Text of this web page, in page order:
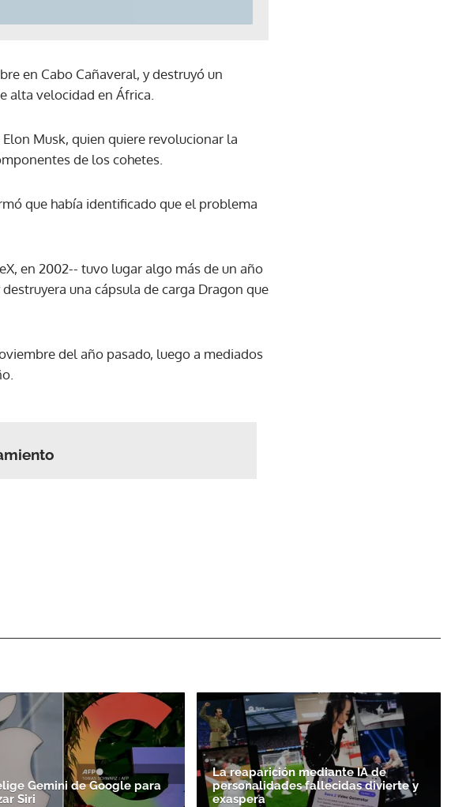
boletín.
en Cabo Cañaveral, y destruyó un
alta velocidad en África.
Musk, quien quiere revolucionar la
de los cohetes.
que había identificado que el problema
en 2002-- tuvo lugar algo más de un año
una cápsula de carga Dragon que
del año pasado, luego a mediados
Gemini de Google para
Siri
La reaparición mediante IA de
personalidades fallecidas divierte y
exaspera